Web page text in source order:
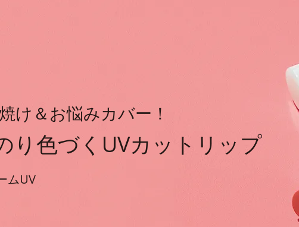
け＆お悩みカバー！
り色づくUVカットリップ
ムUV